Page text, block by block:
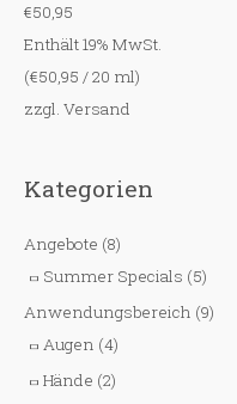
€50,95
Enthält 19% MwSt.
(€50,95 / 20 ml)
zzgl. Versand
Kategorien
Angebote (8)
Summer Specials (5)
Anwendungsbereich (9)
Augen (4)
Hände (2)